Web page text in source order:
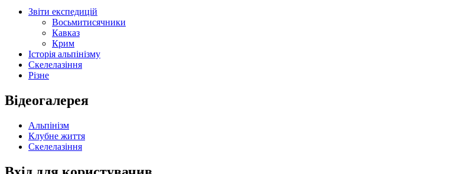
Звіти експедицій
Восьмитисячники
Кавказ
Крим
Історія альпінізму
Скелелазіння
Різне
Відеогалерея
Альпінізм
Клубне життя
Скелелазіння